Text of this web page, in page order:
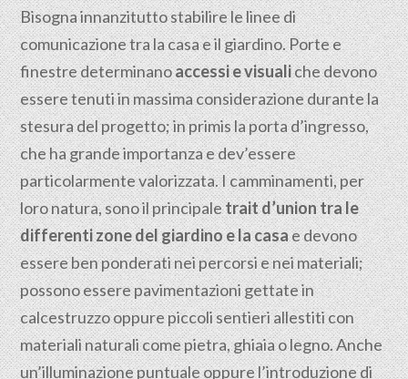
Bisogna innanzitutto stabilire le linee di
comunicazione tra la casa e il giardino. Porte e
finestre determinanoaccessi e visualiche devono
essere tenuti in massima considerazione durante la
stesura del progetto; in primis la porta d’ingresso,
che ha grande importanza e dev’essere
particolarmente valorizzata. I camminamenti, per
loro natura, sono il principaletrait d’union tra le
differenti zone del giardino e la casae devono
essere ben ponderati nei percorsi e nei materiali;
possono essere pavimentazioni gettate in
calcestruzzo oppure piccoli sentieri allestiti con
materiali naturali come pietra, ghiaia o legno. Anche
un’illuminazione puntuale oppure l’introduzione di